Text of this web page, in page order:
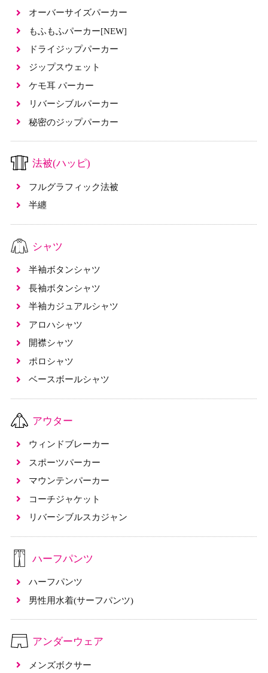
オーバーサイズパーカー
もふもふパーカー[NEW]
ドライジップパーカー
ジップスウェット
ケモ耳 パーカー
リバーシブルパーカー
秘密のジップパーカー
法被(ハッピ)
フルグラフィック法被
半纏
シャツ
半袖ボタンシャツ
長袖ボタンシャツ
半袖カジュアルシャツ
アロハシャツ
開襟シャツ
ポロシャツ
ベースボールシャツ
アウター
ウィンドブレーカー
スポーツパーカー
マウンテンパーカー
コーチジャケット
リバーシブルスカジャン
ハーフパンツ
ハーフパンツ
男性用水着(サーフパンツ)
アンダーウェア
メンズボクサー